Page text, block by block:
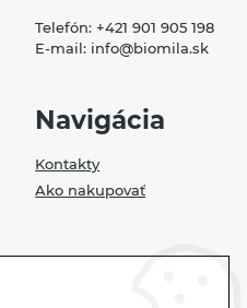
Telefón: +421 901 905 198
E-mail: info@biomila.sk
Navigácia
Kontakty
Ako nakupovať